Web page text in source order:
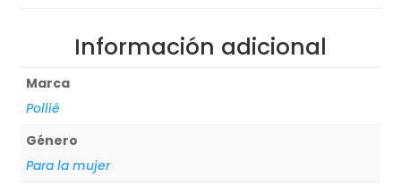
Información adicional
Marca
Pollié
Género
Para la mujer